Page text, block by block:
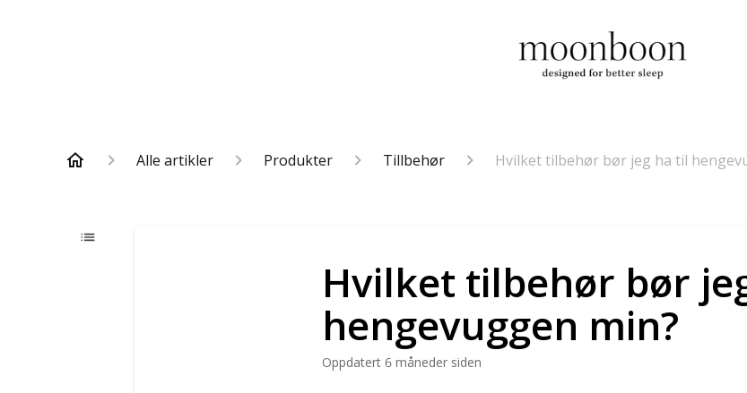
Alle artikler Produkter Tillbehør Hvilket tilbehør bør jeg ha til
Hvilket tilbehør bør
hengevuggen min?
Oppdatert 6 måneder siden